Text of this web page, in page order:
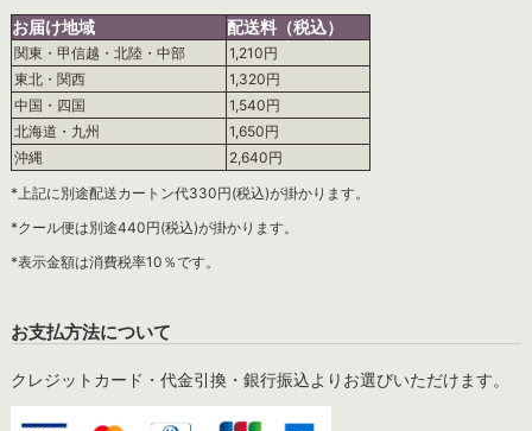
お届け地域
配送料（税込）
関東・甲信越・北陸・中部
1,210円
東北・関西
1,320円
中国・四国
1,540円
北海道・九州
1,650円
沖縄
2,640円
*上記に別途配送カートン代330円(税込)が掛かります。
*クール便は別途440円(税込)が掛かります。
*表示金額は消費税率10％です。
お支払方法について
クレジットカード・代金引換・銀行振込よりお選びいただけます。